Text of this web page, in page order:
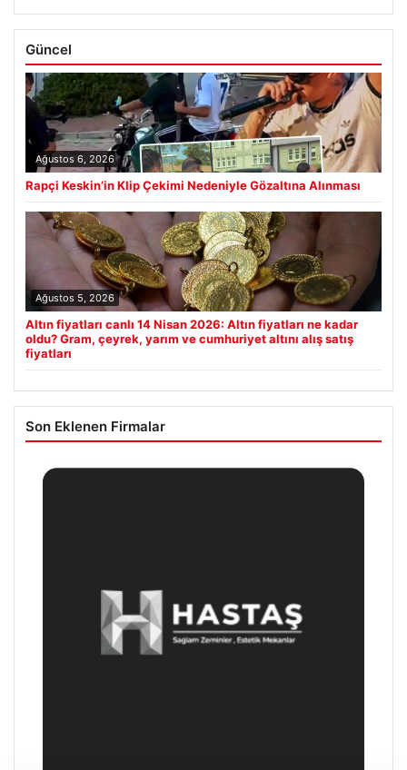
Güncel
Ağustos 6, 2026
Rapçi Keskin’in Klip Çekimi Nedeniyle Gözaltına Alınması
Ağustos 5, 2026
Altın fiyatları canlı 14 Nisan 2026: Altın fiyatları ne kadar
oldu? Gram, çeyrek, yarım ve cumhuriyet altını alış satış
fiyatları
Son Eklenen Firmalar